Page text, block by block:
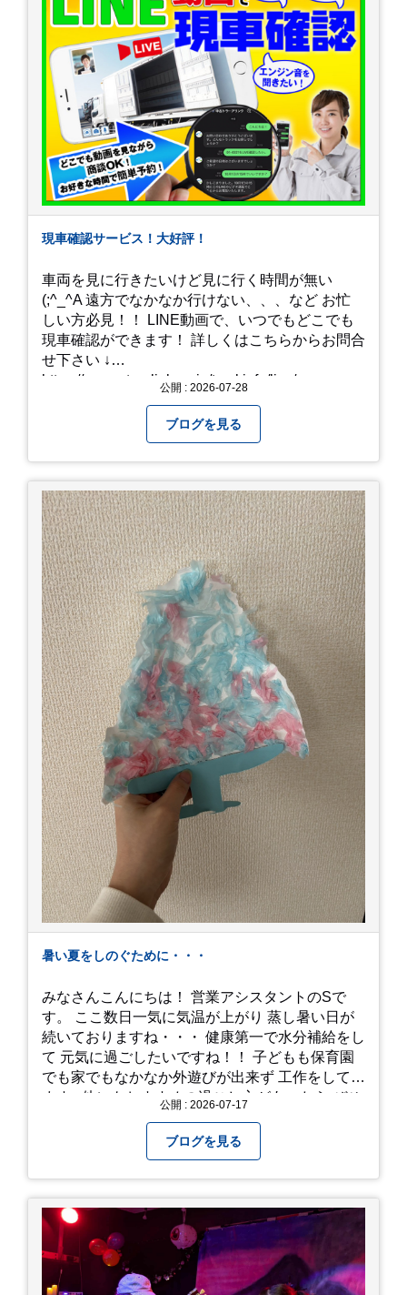
現車確認サービス！大好評！
車両を見に行きたいけど見に行く時間が無い
(;^_^A 遠方でなかなか行けない、、、など お忙
しい方必見！！ LINE動画で、いつでもどこでも
現車確認ができます！ 詳しくはこちらからお問合
せ下さい ↓
https://www.steerlink.co.jp/truckinfo/live/
公開 : 2026-07-28
ブログを見る
暑い夏をしのぐために・・・
みなさんこんにちは！ 営業アシスタントのSで
す。 ここ数日一気に気温が上がり 蒸し暑い日が
続いておりますね・・・ 健康第一で水分補給をし
て 元気に過ごしたいですね！！ 子どもも保育園
でも家でもなかなか外遊びが出来ず 工作をしてい
ます♪ 他にもおすすめの過ごし方があったら ぜひ
公開 : 2026-07-17
ブログを見る